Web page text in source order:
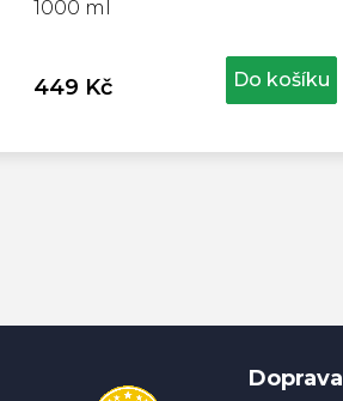
1000 ml
449 Kč Do košíku
Doprava